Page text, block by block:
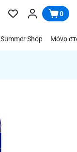
0
Summer Shop Μόνο